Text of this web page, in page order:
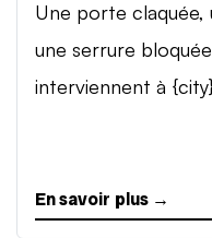
Une porte claquée,
une serrure
interviennent à
En savoir plus →